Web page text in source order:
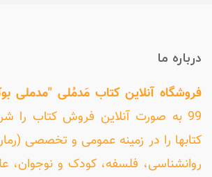
درباره ما
فروشگاه آنلاین کتاب مَدمُلی "مدملی
99 به صورت آنلاین فروش کتاب را
کتابها را در زمینه عمومی و تخصصی
روانشناسی، فلسفه، کودک و نوجوان،